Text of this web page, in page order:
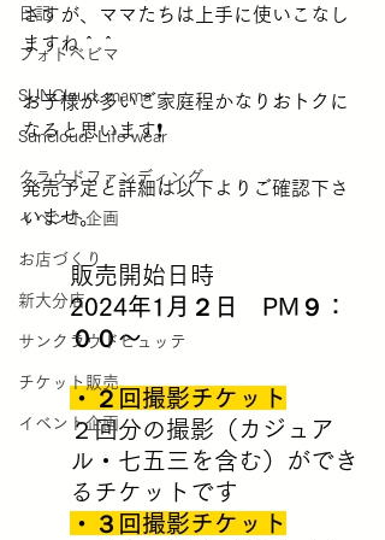
日記
フォトベビマ
SUNCloud. mama
Suncloud. Life wear
クラウドファンディング
イベント企画
お店づくり
新大分店
サンクラウドヒュッテ
チケット販売
イベント企画
さすが、ママたちは上手に使いこなし
ますね＾＾
お子様が多いご家庭程かなりおトクに
なると思います❗
発売予定と詳細は以下よりご確認下さ
いませ。
販売開始日時
2024年1月２日　PM９：
００〜
・２回撮影チケット
２回分の撮影（カジュア
ル・七五三を含む）ができ
るチケットです
・３回撮影チケット